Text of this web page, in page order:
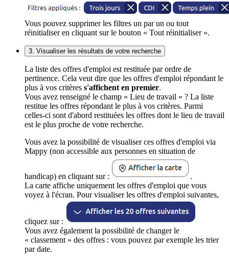
Vous pouvez supprimer les filtres un par un ou tout
réinitialiser en cliquant sur le bouton « Tout réinitialiser ».
3. Visualiser les résultats de votre recherche
La liste des offres d'emploi est restituée par ordre de
pertinence. Cela veut dire que les offres d'emploi répondant le
plus à vos critères s'affichent en premier.
Vous avez renseigné le champ « Lieu de travail » ? La liste
restitue les offres répondant le plus à vos critères. Parmi
celles-ci sont d'abord restituées les offres dont le lieu de travail
est le plus proche de votre recherche.
Vous avez la possibilité de visualiser ces offres d'emploi via
Mappy (non accessible aux personnes en situation de
handicap) en cliquant sur :
.
La carte affiche uniquement les offres d'emploi que vous
voyez à l'écran. Pour visualiser les offres d'emploi suivantes,
cliquez sur :
Vous avez également la possibilité de changer le
« classement » des offres : vous pouvez par exemple les trier
par date.